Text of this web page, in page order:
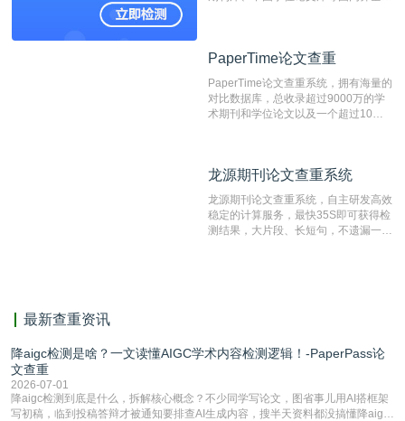
系统，可检测中文、英文两种语言的论
PaperTime论文查重
PaperTime论文查重系统，拥有海量的
对比数据库，总收录超过9000万的学
术期刊和学位论文以及一个超过10亿
对，利用指纹索引快速而精准地在云检
有相似的片段，该项技术检测速度快、
准确率高，市场反映良好。
龙源期刊论文查重系统
龙源期刊论文查重系统，自主研发高效
稳定的计算服务，最快35S即可获得检
测结果，大片段、长短句，不遗漏一处
最新查重资讯
降aigc检测是啥？一文读懂AIGC学术内容检测逻辑！-PaperPass论
文查重
2026-07-01
降aigc检测到底是什么，拆解核心概念？不少同学写论文，图省事儿用AI搭框架
写初稿，临到投稿答辩才被通知要排查AI生成内容，搜半天资料都没搞懂降aigc